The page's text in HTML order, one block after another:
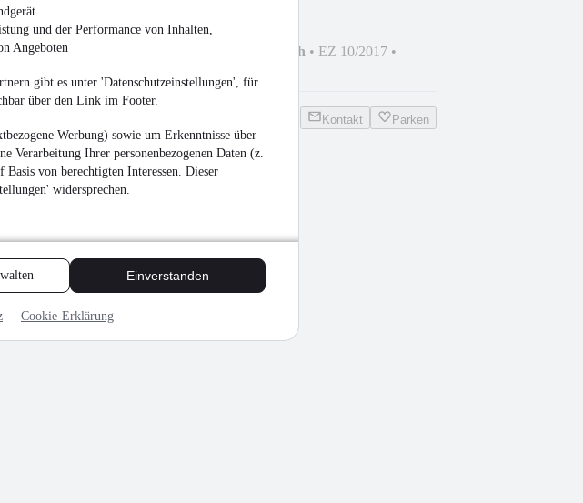
und der Performance von Inhalten,
Angeboten
gibt es unter 'Datenschutzeinstellungen', für
über den Link im Footer.
Werbung) sowie um Erkenntnisse über
Verarbeitung Ihrer personenbezogenen Daten (z.
von berechtigten Interessen. Dieser
widersprechen.
Einverstanden
Cookie-Erklärung
Beschädigt Nicht fahrtauglich • EZ 10/2017 •
Kontakt Parken